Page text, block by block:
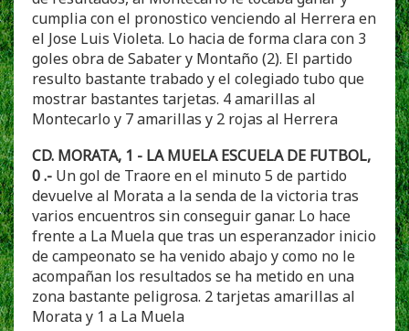
cumplia con el pronostico venciendo al Herrera en
el Jose Luis Violeta. Lo hacia de forma clara con 3
goles obra de Sabater y Montaño (2). El partido
resulto bastante trabado y el colegiado tubo que
mostrar bastantes tarjetas. 4 amarillas al
Montecarlo y 7 amarillas y 2 rojas al Herrera
CD. MORATA, 1 - LA MUELA ESCUELA DE FUTBOL,
0 .- Un gol de Traore en el minuto 5 de partido
devuelve al Morata a la senda de la victoria tras
varios encuentros sin conseguir ganar. Lo hace
frente a La Muela que tras un esperanzador inicio
de campeonato se ha venido abajo y como no le
acompañan los resultados se ha metido en una
zona bastante peligrosa. 2 tarjetas amarillas al
Morata y 1 a La Muela